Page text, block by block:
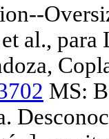
al., para
MS: